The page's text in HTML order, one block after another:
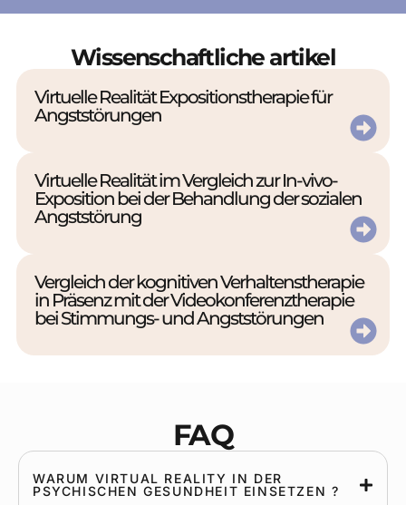
Wissenschaftliche artikel
Virtuelle Realität Expositionstherapie für
Angststörungen
Virtuelle Realität im Vergleich zur In-vivo-
Exposition bei der Behandlung der sozialen
Angststörung
Vergleich der kognitiven Verhaltenstherapie
in Präsenz mit der Videokonferenztherapie
bei Stimmungs- und Angststörungen
FAQ
WARUM VIRTUAL REALITY IN DER
PSYCHISCHEN GESUNDHEIT EINSETZEN ?